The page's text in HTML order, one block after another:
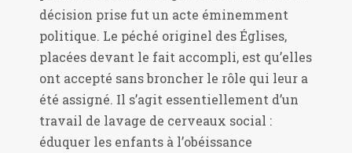
décision prise fut un acte éminemment
politique. Le péché originel des Églises,
placées devant le fait accompli, est qu’elles
ont accepté sans broncher le rôle qui leur a
été assigné. Il s’agit essentiellement d’un
travail de lavage de cerveaux social :
éduquer les enfants à l’obéissance